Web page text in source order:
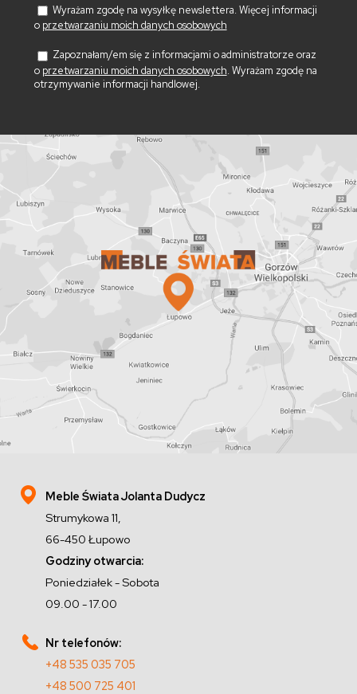
Wyrażam zgodę na wysyłkę newslettera. Więcej informacji
o przetwarzaniu moich danych osobowych
Zapoznałam/em się z informacjami o administratorze oraz
o przetwarzaniu moich danych osobowych. Wyrażam zgodę na
otrzymywanie informacji handlowej.
Meble Świata Jolanta Dudycz
Strumykowa 11,
66-450 Łupowo
Godziny otwarcia:
Poniedziałek - Sobota
09.00 - 17.00
Nr telefonów:
+48 535 035 705
+48 500 725 401